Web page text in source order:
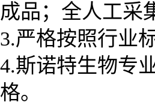
成品；全人工
3.严格按照行业
4.斯诺特生物专
格。